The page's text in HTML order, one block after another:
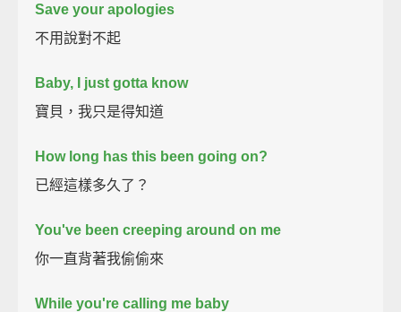
Save your apologies
不用說對不起
Baby, I just gotta know
寶貝，我只是得知道
How long has this been going on?
已經這樣多久了？
You've been creeping around on me
你一直背著我偷偷來
While you're calling me baby